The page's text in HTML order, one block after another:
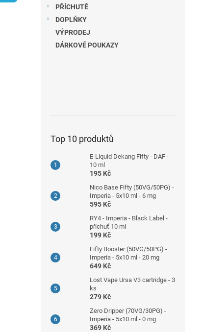
PŘÍCHUTĚ
DOPLŇKY
VÝPRODEJ
DÁRKOVÉ POUKAZY
Top 10 produktů
E-Liquid Dekang Fifty - DAF -
10 ml
195 Kč
Nico Base Fifty (50VG/50PG) -
Imperia - 5x10 ml - 6 mg
595 Kč
RY4 - Imperia - Black Label -
příchuť 10 ml
199 Kč
Fifty Booster (50VG/50PG) -
Imperia - 5x10 ml - 20 mg
649 Kč
Lost Vape Ursa V3 cartridge - 3
ks
279 Kč
Zero Dripper (70VG/30PG) -
Imperia - 5x10 ml - 0 mg
369 Kč